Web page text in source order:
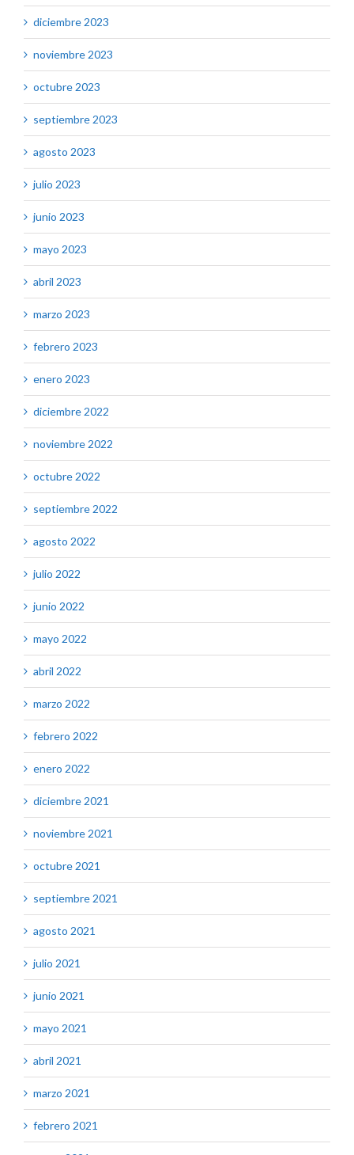
diciembre 2023
noviembre 2023
octubre 2023
septiembre 2023
agosto 2023
julio 2023
junio 2023
mayo 2023
abril 2023
marzo 2023
febrero 2023
enero 2023
diciembre 2022
noviembre 2022
octubre 2022
septiembre 2022
agosto 2022
julio 2022
junio 2022
mayo 2022
abril 2022
marzo 2022
febrero 2022
enero 2022
diciembre 2021
noviembre 2021
octubre 2021
septiembre 2021
agosto 2021
julio 2021
junio 2021
mayo 2021
abril 2021
marzo 2021
febrero 2021